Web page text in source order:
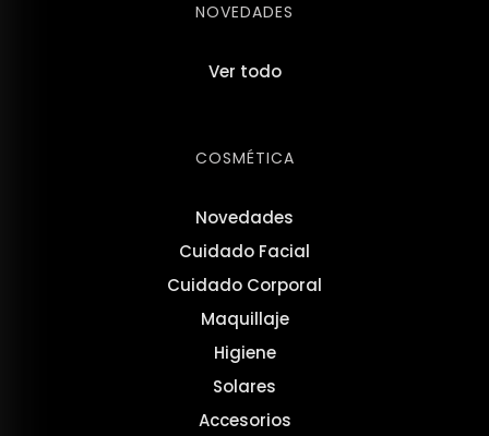
NOVEDADES
Ver todo
COSMÉTICA
Novedades
Cuidado Facial
Cuidado Corporal
Maquillaje
Higiene
Solares
Accesorios